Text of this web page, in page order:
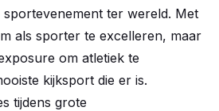
ter wereld. Met
als sporter te excelleren, maar
om atletiek te
kijksport die er is.
tijdens grote